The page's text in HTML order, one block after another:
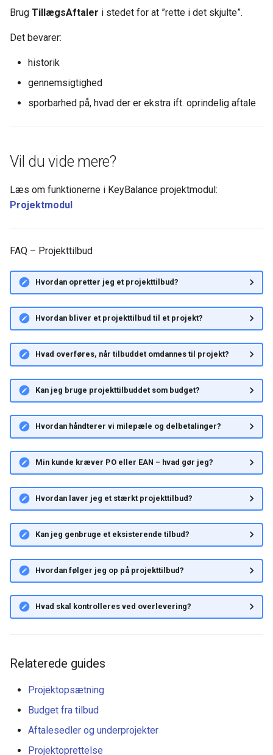
Brug TillægsAftaler i stedet for at ”rette i det skjulte”.
Det bevarer:
historik
gennemsigtighed
sporbarhed på, hvad der er ekstra ift. oprindelig aftale
Vil du vide mere?
Læs om funktionerne i KeyBalance projektmodul:
Projektmodul
FAQ – Projekttilbud
Hvordan opretter jeg et projekttilbud?
Hvordan bliver et projekttilbud til et projekt?
Hvad overføres, når tilbuddet omdannes til projekt?
Kan jeg bruge projekttilbuddet som budget?
Hvordan håndterer vi milepæle og delbetalinger?
Min kunde kræver PO eller EAN – hvad gør jeg?
Hvordan laver jeg et stærkt projekttilbud?
Kan jeg genbruge et eksisterende tilbud?
Hvordan følger jeg op på projekttilbud?
Hvad skal kontrolleres ved overlevering?
Relaterede guides
Projektopsætning
Budget fra tilbud
Aftalesedler og underprojekter
Projektoprettelse